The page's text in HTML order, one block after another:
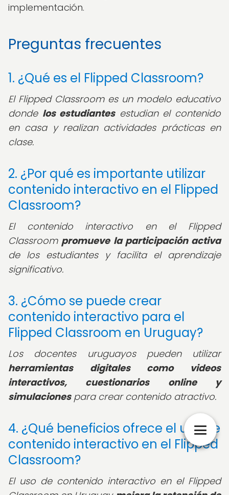
implementación.
Preguntas frecuentes
1. ¿Qué es el Flipped Classroom?
El Flipped Classroom es un modelo educativo
donde los estudiantesestudian el contenido
en casa y realizan actividades prácticas en
clase.
2. ¿Por qué es importante utilizar
contenido interactivo en el Flipped
Classroom?
El contenido interactivo en el Flipped
Classroom promueve la participación activa
de los estudiantes y facilita el aprendizaje
significativo.
3. ¿Cómo se puede crear
contenido interactivo para el
Flipped Classroom en Uruguay?
Los docentes uruguayos pueden utilizar
herramientas digitales como videos
interactivos, cuestionarios online y
simulacionespara crear contenido atractivo.
4. ¿Qué beneficios ofrece el uso de
contenido interactivo en el Flipped
Classroom?
El uso de contenido interactivo en el Flipped